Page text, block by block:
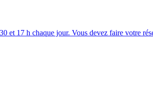
et 17 h chaque jour. Vous devez faire votre